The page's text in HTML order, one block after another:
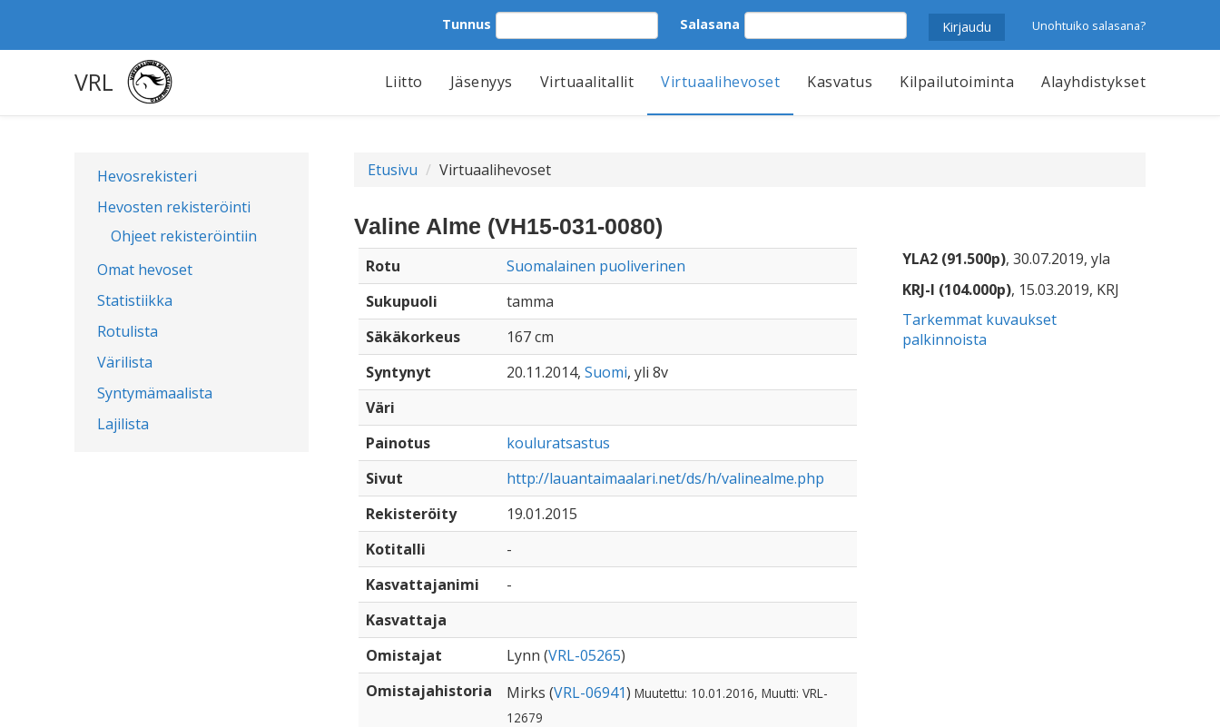
Tunnus Salasana Unohtuiko salasana?
VRL Liitto Jäsenyys Virtuaalitallit Virtuaalihevoset Kasvatus Kilpailutoiminta Alayhdistykset
Hevosrekisteri
Hevosten rekisteröinti
Ohjeet rekisteröintiin
Omat hevoset
Statistiikka
Rotulista
Värilista
Syntymämaalista
Lajilista
Etusivu Virtuaalihevoset
Valine Alme (VH15-031-0080)
Rotu
Suomalainen puoliverinen
Sukupuoli
tamma
Säkäkorkeus
167 cm
Syntynyt
20.11.2014, Suomi, yli 8v
Väri
Painotus
kouluratsastus
Sivut
http://lauantaimaalari.net/ds/h/valinealme.php
Rekisteröity
19.01.2015
Kotitalli
-
Kasvattajanimi
-
Kasvattaja
Omistajat
Lynn (VRL-05265)
Omistajahistoria
Mirks (VRL-06941) Muutettu: 10.01.2016, Muutti: VRL-
12679
YLA2 (91.500p), 30.07.2019, yla
KRJ-I (104.000p), 15.03.2019, KRJ
Tarkemmat kuvaukset
palkinnoista